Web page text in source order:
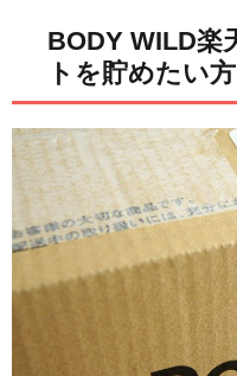
BODY WILD楽
トを貯めたい方